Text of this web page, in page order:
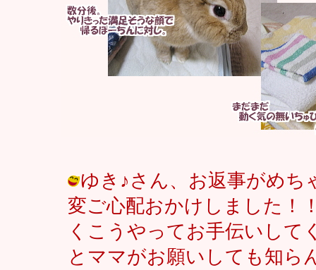
ゆき♪さん、お返事がめち
変ご心配おかけしました
くこうやってお手伝いして
とママがお願いしても知ら